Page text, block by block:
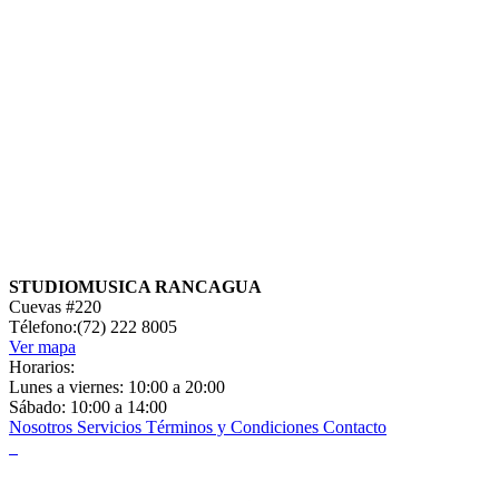
STUDIOMUSICA RANCAGUA
Cuevas #220
Télefono:(72) 222 8005
Ver mapa
Horarios:
Lunes a viernes: 10:00 a 20:00
Sábado: 10:00 a 14:00
Nosotros Servicios Términos y Condiciones Contacto